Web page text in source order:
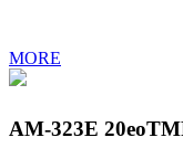
MORE
AM-323E